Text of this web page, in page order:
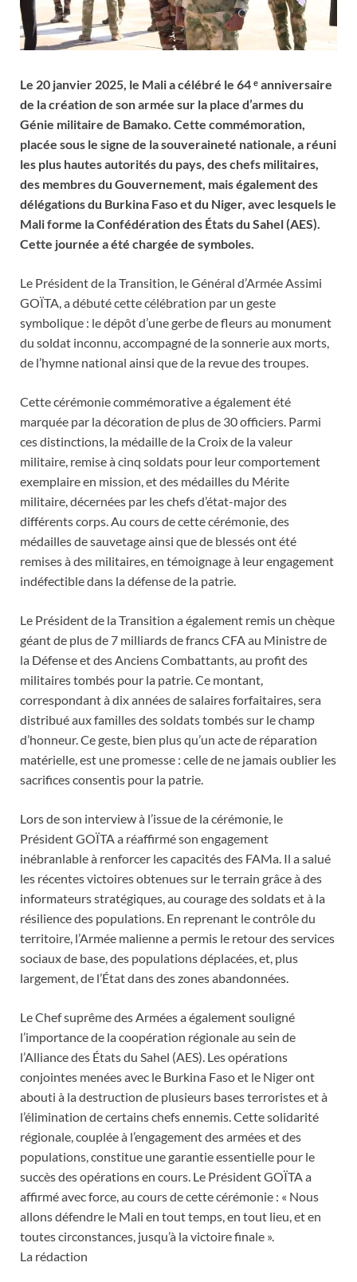
Le 20 janvier 2025, le Mali a célébré le 64 ᵉ anniversaire
de la création de son armée sur la place d’armes du
Génie militaire de Bamako. Cette commémoration,
placée sous le signe de la souveraineté nationale, a réuni
les plus hautes autorités du pays, des chefs militaires,
des membres du Gouvernement, mais également des
délégations du Burkina Faso et du Niger, avec lesquels le
Mali forme la Confédération des États du Sahel (AES).
Cette journée a été chargée de symboles.
Le Président de la Transition, le Général d’Armée Assimi
GOÏTA, a débuté cette célébration par un geste
symbolique : le dépôt d’une gerbe de fleurs au monument
du soldat inconnu, accompagné de la sonnerie aux morts,
de l’hymne national ainsi que de la revue des troupes.
Cette cérémonie commémorative a également été
marquée par la décoration de plus de 30 officiers. Parmi
ces distinctions, la médaille de la Croix de la valeur
militaire, remise à cinq soldats pour leur comportement
exemplaire en mission, et des médailles du Mérite
militaire, décernées par les chefs d’état-major des
différents corps. Au cours de cette cérémonie, des
médailles de sauvetage ainsi que de blessés ont été
remises à des militaires, en témoignage à leur engagement
indéfectible dans la défense de la patrie.
Le Président de la Transition a également remis un chèque
géant de plus de 7 milliards de francs CFA au Ministre de
la Défense et des Anciens Combattants, au profit des
militaires tombés pour la patrie. Ce montant,
correspondant à dix années de salaires forfaitaires, sera
distribué aux familles des soldats tombés sur le champ
d’honneur. Ce geste, bien plus qu’un acte de réparation
matérielle, est une promesse : celle de ne jamais oublier les
sacrifices consentis pour la patrie.
Lors de son interview à l’issue de la cérémonie, le
Président GOÏTA a réaffirmé son engagement
inébranlable à renforcer les capacités des FAMa. Il a salué
les récentes victoires obtenues sur le terrain grâce à des
informateurs stratégiques, au courage des soldats et à la
résilience des populations. En reprenant le contrôle du
territoire, l’Armée malienne a permis le retour des services
sociaux de base, des populations déplacées, et, plus
largement, de l’État dans des zones abandonnées.
Le Chef suprême des Armées a également souligné
l’importance de la coopération régionale au sein de
l’Alliance des États du Sahel (AES). Les opérations
conjointes menées avec le Burkina Faso et le Niger ont
abouti à la destruction de plusieurs bases terroristes et à
l’élimination de certains chefs ennemis. Cette solidarité
régionale, couplée à l’engagement des armées et des
populations, constitue une garantie essentielle pour le
succès des opérations en cours. Le Président GOÏTA a
affirmé avec force, au cours de cette cérémonie : « Nous
allons défendre le Mali en tout temps, en tout lieu, et en
toutes circonstances, jusqu’à la victoire finale ».
La rédaction